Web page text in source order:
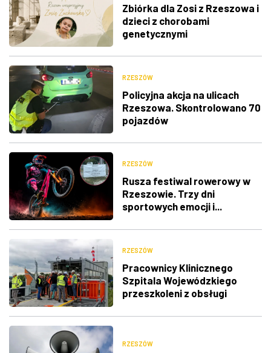
Zbiórka dla Zosi z Rzeszowa i
dzieci z chorobami
genetycznymi
RZESZÓW
Policyjna akcja na ulicach
Rzeszowa. Skontrolowano 70
pojazdów
RZESZÓW
Rusza festiwal rowerowy w
Rzeszowie. Trzy dni
sportowych emocji i...
RZESZÓW
Pracownicy Klinicznego
Szpitala Wojewódzkiego
przeszkoleni z obsługi
śmigłowców LPR
RZESZÓW